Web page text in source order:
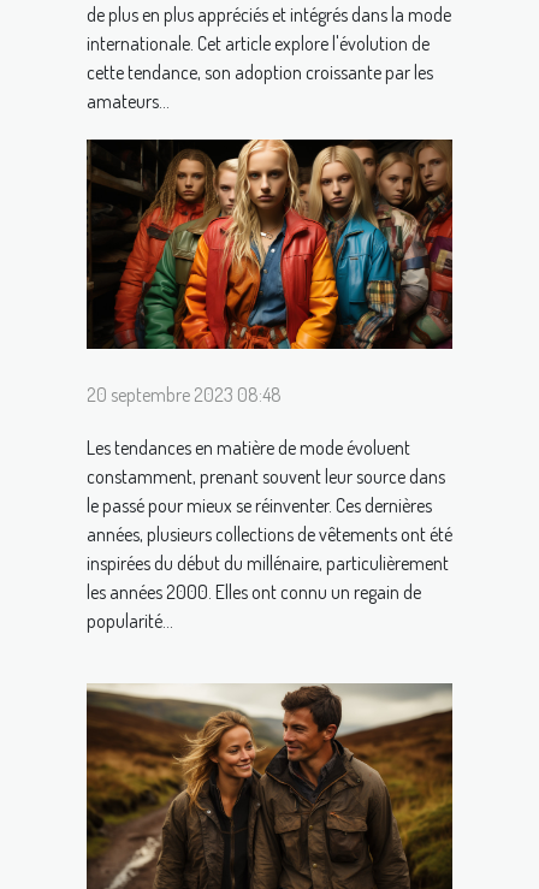
de plus en plus appréciés et intégrés dans la mode
internationale. Cet article explore l'évolution de
cette tendance, son adoption croissante par les
amateurs...
20 septembre 2023 08:48
Les tendances en matière de mode évoluent
constamment, prenant souvent leur source dans
le passé pour mieux se réinventer. Ces dernières
années, plusieurs collections de vêtements ont été
inspirées du début du millénaire, particulièrement
les années 2000. Elles ont connu un regain de
popularité...